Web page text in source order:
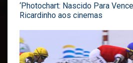
‘Photochart: Nascido Para
Ricardinho aos cinemas